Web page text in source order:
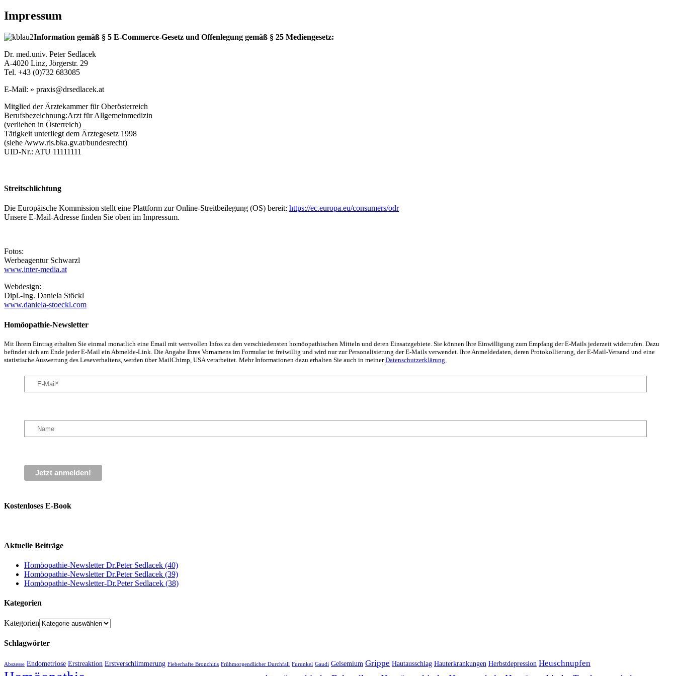
Impressum
Information gemäß § 5 E-Commerce-Gesetz und Offenlegung gemäß § 25 Mediengesetz:
Dr. med.univ. Peter Sedlacek
A-4020 Linz, Jörgerstr. 29
Tel. +43 (0)732 683085
E-Mail: » praxis@drsedlacek.at
Mitglied der Ärztekammer für Oberösterreich
Berufsbezeichnung:Arzt für Allgemeinmedizin
(verliehen in Österreich)
Tätigkeit unterliegt dem Ärztegesetz 1998
(siehe /www.ris.bka.gv.at/bundesrecht)
UID-Nr.: ATU 11111111
Streitschlichtung
Die Europäische Kommission stellt eine Plattform zur Online-Streitbeilegung (OS) bereit: https://ec.europa.eu/consumers/odr
Unsere E-Mail-Adresse finden Sie oben im Impressum.
Fotos:
Werbeagentur Schwarzl
www.inter-media.at
Webdesign:
Dipl.-Ing. Daniela Stöckl
www.daniela-stoeckl.com
Homöopathie-Newsletter
Mit Ihrem Eintrag erhalten Sie einmal monatlich eine Email mit wertvollen Infos zu den verschiedensten homöopathischen Mitteln und deren Einsatzgebiete. Sie können Ihre Einwilligung zum Empfang der E-Mails jederzeit widerrufen. Dazu
befindet sich am Ende jeder E-Mail ein Abmelde-Link. Die Angabe Ihres Vornamens im Formular ist freiwillig und wird nur zur Personalisierung der E-Mails verwendet. Ihre Anmeldedaten, deren Protokollierung, der E-Mail-Versand und eine
statistische Auswertung des Leseverhaltens, werden über MailChimp, USA verarbeitet. Mehr Informationen dazu erhalten Sie auch in meinerDatenschutzerklärung.
Kostenloses E-Book
Aktuelle Beiträge
Homöopathie-Newsletter Dr.Peter Sedlacek (40)
Homöopathie-Newsletter Dr.Peter Sedlacek (39)
Homöopathie-Newsletter-Dr.Peter Sedlacek (38)
Kategorien
Kategorien
Schlagwörter
Abszesse Endometriose Erstreaktion Erstverschlimmerung Fieberhafte Bronchitis Frühmorgendlicher Durchfall Furunkel Gaudi Gelsemium Grippe Hautausschlag Hauterkrankungen Herbstdepression Heuschnupfen